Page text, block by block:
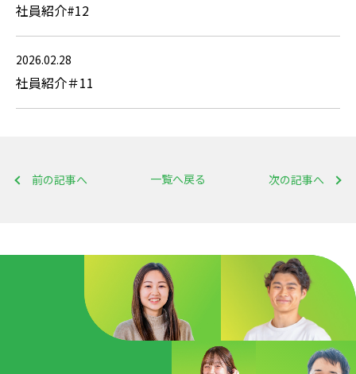
社員紹介#12
2026.02.28
社員紹介＃11
前の記事へ 次の記事へ
一覧へ戻る